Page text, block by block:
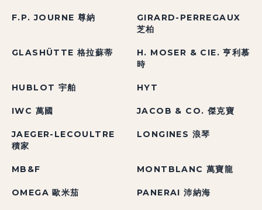
F.P. JOURNE 尊納
GIRARD-PERREGAUX
芝柏
GLASHÜTTE 格拉蘇蒂
H. MOSER & CIE. 亨利慕
時
HUBLOT 宇舶 HYT
IWC 萬國 JACOB & CO. 傑克寶
JAEGER-LECOULTRE
積家
LONGINES 浪琴
MB&F MONTBLANC 萬寶龍
OMEGA 歐米茄 PANERAI 沛納海